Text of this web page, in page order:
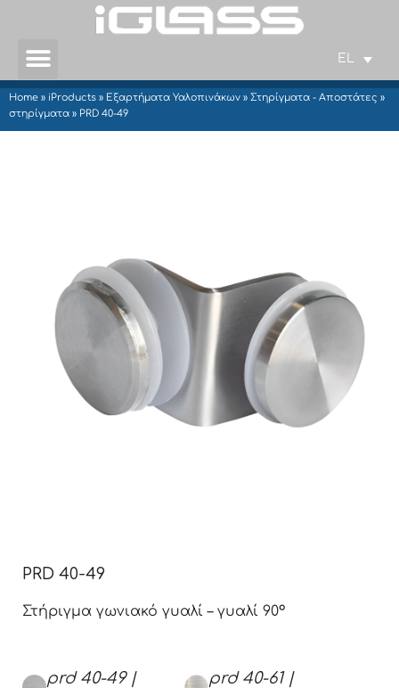
EL
Home » iProducts » Εξαρτήματα Υαλοπινάκων » Στηρίγματα - Αποστάτες »
στηρίγματα » PRD 40-49
PRD 40-49
Στήριγμα γωνιακό γυαλί – γυαλί 90°
prd 40-49 |
prd 40-61 |